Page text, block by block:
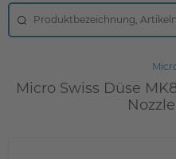
Micro Swiss Düse